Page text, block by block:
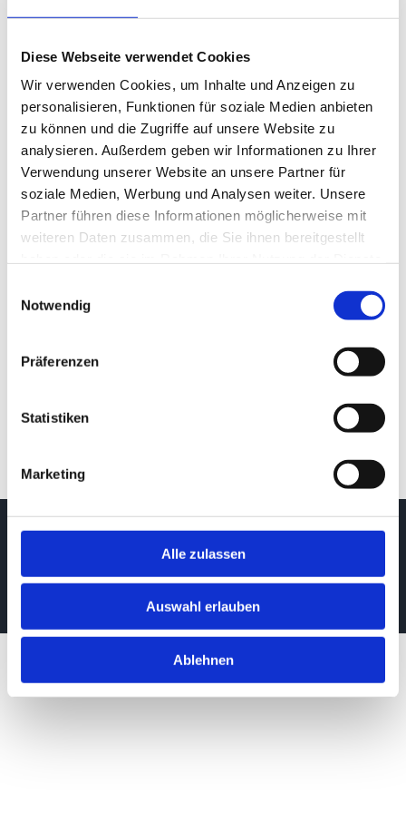
Diese Webseite verwendet Cookies
Wir verwenden Cookies, um Inhalte und Anzeigen zu
personalisieren, Funktionen für soziale Medien anbieten
zu können und die Zugriffe auf unsere Website zu
analysieren. Außerdem geben wir Informationen zu Ihrer
Verwendung unserer Website an unsere Partner für
soziale Medien, Werbung und Analysen weiter. Unsere
Partner führen diese Informationen möglicherweise mit
weiteren Daten zusammen, die Sie ihnen bereitgestellt
Notwendig
Präferenzen
Statistiken
Marketing
Alle zulassen
Auswahl erlauben
Ablehnen
Kontakt
Haben Sie Fragen oder möchten Sie
Ihr Projekt besprechen?
Rufen Sie uns an unter
+49 (0) 231 2065030
oder nutzen Sie unser
Kontaktformular.
Wir melden uns schnellstmöglich
bei Ihnen – unverbindlich und
persönlich.
© Copyright 2021 – 2024 |Impressum